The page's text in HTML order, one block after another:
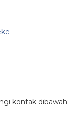
kontak dibawah: